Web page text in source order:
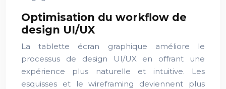
Optimisation du workflow de
design UI/UX
La tablette écran graphique améliore le
processus de design UI/UX en offrant une
expérience plus naturelle et intuitive. Les
esquisses et le wireframing deviennent plus